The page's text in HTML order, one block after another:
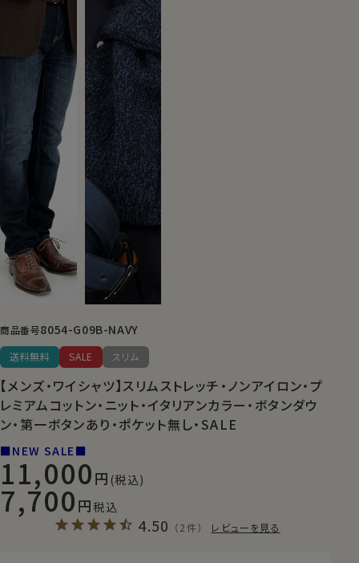
商品番号8054-G09B-NAVY
送料無料 SALE スリム
【メンズ・ワイシャツ】スリムストレッチ・ノンアイロン・プ
レミアムコットン・ニット・イタリアンカラー・ボタンダウ
ン・第一ボタンあり・ポケット無し・SALE
■NEW SALE■
11,000 (税込)
7,700 税込
4.50 （2件） レビューを見る